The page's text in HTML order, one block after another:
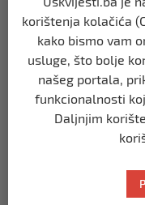
prije 10
SVIJET
Putin:
Zapadu
prije 11
Papa
korištenja kolačića
kako bismo vam
usluge, što bolje
našeg portala,
funkcionalnosti
Daljnjim